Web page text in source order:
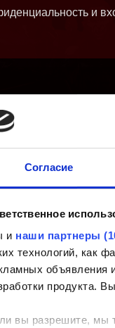
Согласие
и наши партнеры
технологий, как
объявления
продукта.
вы разрешите, мы
и